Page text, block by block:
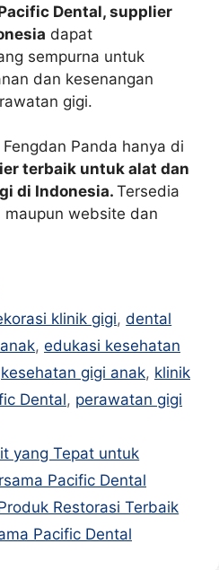
Dental, supplier
dapat
sempurna untuk
dan kesenangan
gigi.
Fengdan Panda hanya di
terbaik untuk alat dan
di Indonesia. Tersedia
maupun website dan
klinik gigi,dental
, edukasi kesehatan
kesehatan gigi anak, klinik
Dental, perawatan gigi
yang Tepat untuk
Pacific Dental
Restorasi Terbaik
Pacific Dental